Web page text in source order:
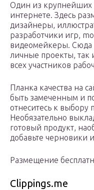
Один из крупнейших
интернете. Здесь
дизайнеры,
разработчики игр,
видеомейкеры. Сюда
личные проекты, так
всех участников
Планка качества на
быть замеченным и
отнеситесь к выбору
Необязательно
готовый продукт,
добавьте черновики
Размещение
Clippings.me